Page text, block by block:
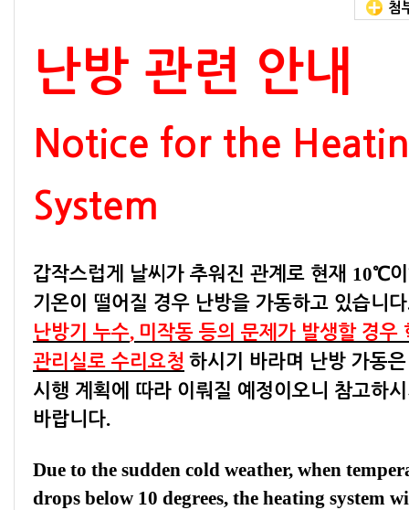
첨
난방 관련 안내
Notice for the
System
갑작스럽게 날씨가 추워진 관계로 현재 10℃
기온이 떨어질 경우 난방을 가동하고 있습니다
난방기 누수, 미작동 등의 문제가 발생할 경우
관리실로 수리요청 하시기 바라며 난방 가동
시행 계획에 따라 이뤄질 예정이오니 참고하
바랍니다.
Due to the sudden cold weather, when
drops below 10 degrees, the heating system